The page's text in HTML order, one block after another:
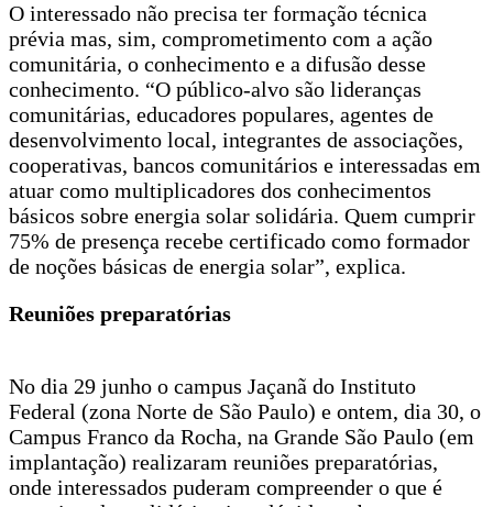
O interessado não precisa ter formação técnica
prévia mas, sim, comprometimento com a ação
comunitária, o conhecimento e a difusão desse
conhecimento. “O público-alvo são lideranças
comunitárias, educadores populares, agentes de
desenvolvimento local, integrantes de associações,
cooperativas, bancos comunitários e interessadas em
atuar como multiplicadores dos conhecimentos
básicos sobre energia solar solidária. Quem cumprir
75% de presença recebe certificado como formador
de noções básicas de energia solar”, explica.
Reuniões preparatórias
No dia 29 junho o campus Jaçanã do Instituto
Federal (zona Norte de São Paulo) e ontem, dia 30, o
Campus Franco da Rocha, na Grande São Paulo (em
implantação) realizaram reuniões preparatórias,
onde interessados puderam compreender o que é